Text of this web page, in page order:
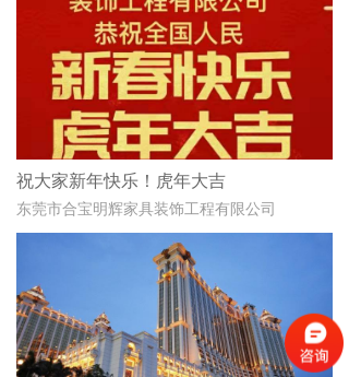
企业资质
企业资讯
联系我们
祝大家新年快乐！虎年大吉
东莞市合宝明辉家具装饰工程有限公司
恭祝全国人民
新春快乐！虎年大吉！